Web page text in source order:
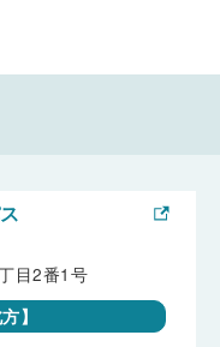
目2番1号
】